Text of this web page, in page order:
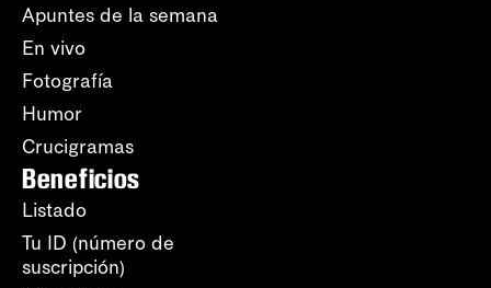
Apuntes de la semana
En vivo
Fotografía
Humor
Crucigramas
Beneficios
Listado
Tu ID (número de
suscripción)